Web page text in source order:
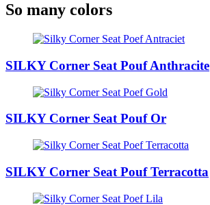
So many colors
SILKY Corner Seat Pouf Anthracite
SILKY Corner Seat Pouf Or
SILKY Corner Seat Pouf Terracotta